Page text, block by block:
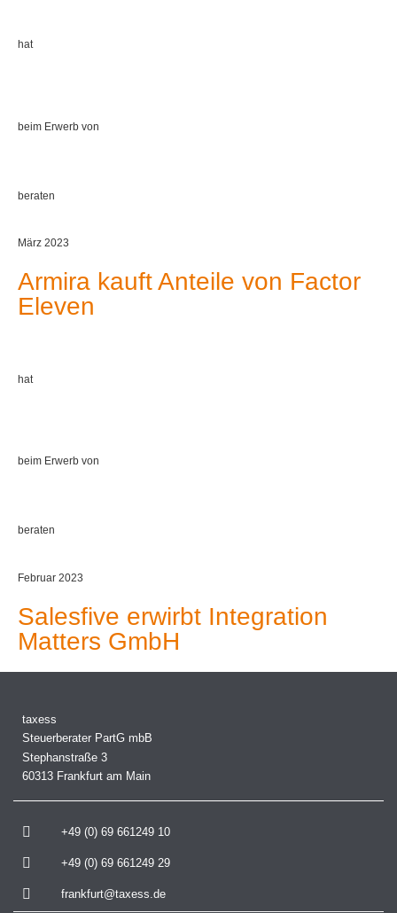
hat
beim Erwerb von
beraten
März 2023
Armira kauft Anteile von Factor
Eleven
hat
beim Erwerb von
beraten
Februar 2023
Salesfive erwirbt Integration
Matters GmbH
taxess
Steuerberater PartG mbB
Stephanstraße 3
60313 Frankfurt am Main
+49 (0) 69 661249 10
+49 (0) 69 661249 29
frankfurt@taxess.de